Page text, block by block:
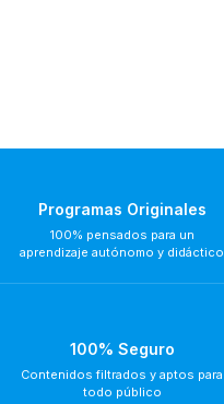
Programas Originales
100% pensados para un
aprendizaje autónomo y didáctico
100% Seguro
Contenidos filtrados y aptos para
todo público